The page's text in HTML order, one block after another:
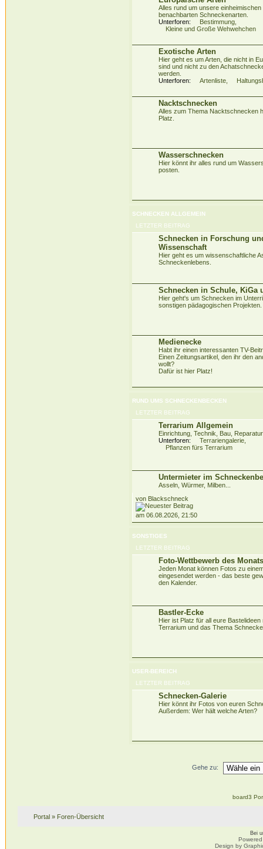
Alles rund um unsere einheimischen
benachbarten Schneckenarten.
Unterforen:
Bestimmung,
Kleine und Große Wehwehchen
Exotische Arten
Hier geht es um Arten, die nicht in
sind und nicht zu den
werden.
Unterforen:
Artenliste,
Nacktschnecken
Alles zum Thema Nacktschnecken
Platz.
Wasserschnecken
Hier könnt ihr alles rund um
posten.
SCHNECKEN ALLGEMEIN
LETZTER BEITRAG
Schnecken in Forschung
Wissenschaft
Hier geht es um wissenschaftliche
Schneckenlebens.
Schnecken in Schule, KiGa
Hier geht's um Schnecken im
sonstigen pädagogischen Projekten.
Medienecke
Habt ihr einen interessanten TV-
Einen Zeitungsartikel, den ihr den
wollt?
Dafür ist hier Platz!
RUND UMS SCHNECKENBECKEN
LETZTER BEITRAG
Terrarium Allgemein
Einrichtung, Technik, Bau, Reparatur
Unterforen:
Terrariengalerie,
Pflanzen fürs Terrarium
Untermieter im
Asseln, Würmer, Milben...
von Blackschneck
am 06.08.2026, 21:50
SONSTIGES
LETZTER BEITRAG
Foto-Wettbewerb des Monats
Jeden Monat können Fotos zu
eingesendet werden - das beste
den Kalender.
Bastler-Ecke
Hier ist Platz für all eure Bastelideen
Terrarium und das Thema
USER-BEREICH
LETZTER BEITRAG
Schnecken-Galerie
Hier könnt ihr Fotos von euren
Außerdem: Wer hält welche Arten?
Gehe zu:
board3
Portal» Foren-Übersicht
Bei
Design by